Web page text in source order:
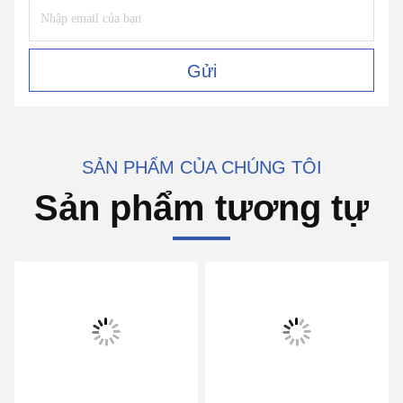
Gửi
SẢN PHẨM CỦA CHÚNG TÔI
Sản phẩm tương tự